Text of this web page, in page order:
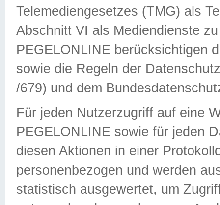
Telemediengesetzes (TMG) als
Abschnitt VI als Mediendienste
PEGELONLINE berücksichtigen
sowie die Regeln der
/679) und dem
Für jeden Nutzerzugriff auf eine
PEGELONLINE sowie für jeden
diesen Aktionen in einer
personenbezogen und werden
statistisch ausgewertet, um